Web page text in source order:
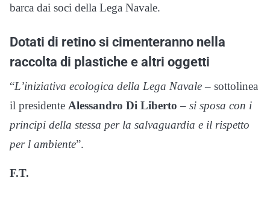
barca dai soci della Lega Navale.
Dotati di retino si cimenteranno nella
raccolta di plastiche e altri oggetti
“L’iniziativa ecologica della Lega Navale– sottolinea
il presidente Alessandro Di Liberto – si sposa con i
principi della stessa per la salvaguardia e il rispetto
per l ambiente”.
F.T.